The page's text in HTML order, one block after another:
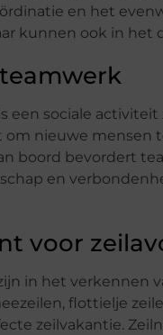
en het
kunnen ook in het
een sociale
nieuwe mensen
boord bevordert
en
voor
in het verkennen
flottielje
zeilvakantie.